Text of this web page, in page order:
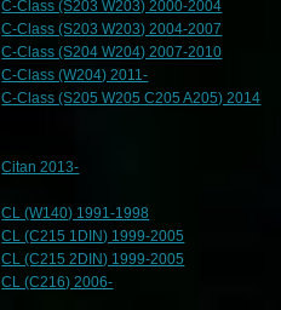
C-Class (S203 W203) 2000-2004
C-Class (S203 W203) 2004-2007
C-Class (S204 W204) 2007-2010
C-Class (W204) 2011-
C-Class (S205 W205 C205 A205) 2014
Citan 2013-
CL (W140) 1991-1998
CL (C215 1DIN) 1999-2005
CL (C215 2DIN) 1999-2005
CL (C216) 2006-